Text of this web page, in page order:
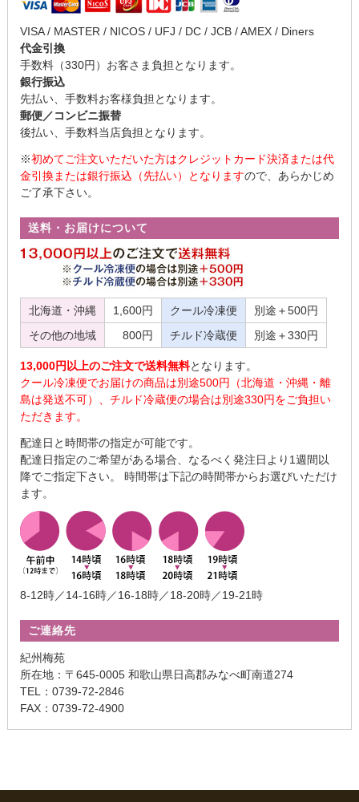
VISA / MASTER / NICOS / UFJ / DC / JCB / AMEX / Diners
代金引換
手数料（330円）お客さま負担となります。
銀行振込
先払い、手数料お客様負担となります。
郵便／コンビニ振替
後払い、手数料当店負担となります。
※初めてご注文いただいた方はクレジットカード決済または代
金引換または銀行振込（先払い）となりますので、あらかじめ
ご了承下さい。
送料・お届けについて
北海道・沖縄 1,600円 クール冷凍便
別途＋500円
その他の地域
800円 チルド冷蔵便 別途＋330円
13,000円以上のご注文で送料無料となります。
クール冷凍便でお届けの商品は別途500円（北海道・沖縄・離
島は発送不可）、チルド冷蔵便の場合は別途330円をご負担い
ただきます。
配達日と時間帯の指定が可能です。
配達日指定のご希望がある場合、なるべく発注日より1週間以
降でご指定下さい。 時間帯は下記の時間帯からお選びいただけ
ます。
8-12時／14-16時／16-18時／18-20時／19-21時
ご連絡先
紀州梅苑
所在地：〒645-0005 和歌山県日高郡みなべ町南道274
TEL：0739-72-2846
FAX：0739-72-4900